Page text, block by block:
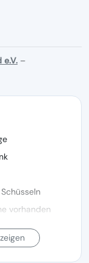
e.V. –
vorhanden